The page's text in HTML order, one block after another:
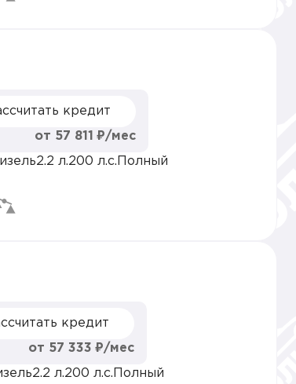
кредит
от 57 811 ₽/мес
2.2 л.200 л.с. Полный
кредит
от 57 333 ₽/мес
2.2 л.200 л.с. Полный